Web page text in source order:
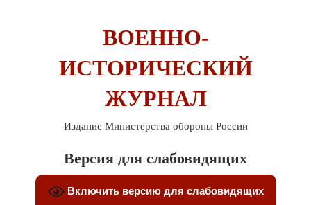
ВОЕННО-
ИСТОРИЧЕСКИЙ
ЖУРНАЛ
Издание Министерства обороны России
Версия для слабовидящих
Включить версию для слабовидящих